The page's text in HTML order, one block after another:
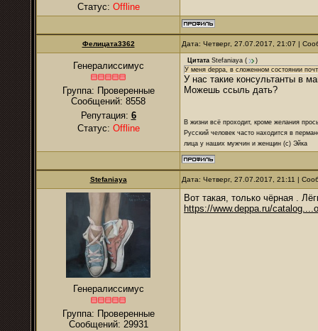
Статус: Offline
Фелицата3362 Дата: Четверг, 27.07.2017, 21:07 |
Генералиссимус
Группа: Проверенные
Сообщений: 8558
Репутация: 6
Статус: Offline
Цитата Stefaniaya (
)
У меня deppa, в сложенном состоянии
У нас такие консультанты в
Можешь ссыль дать?
В жизни всё проходит, кроме желания
Русский человек часто находится в
лица у наших мужчин и женщин (с) Эйка
Stefaniaya Дата: Четверг, 27.07.2017, 21:11 |
Генералиссимус
Группа: Проверенные
Сообщений: 29931
Вот такая, только чёрная .
https://www.deppa.ru/